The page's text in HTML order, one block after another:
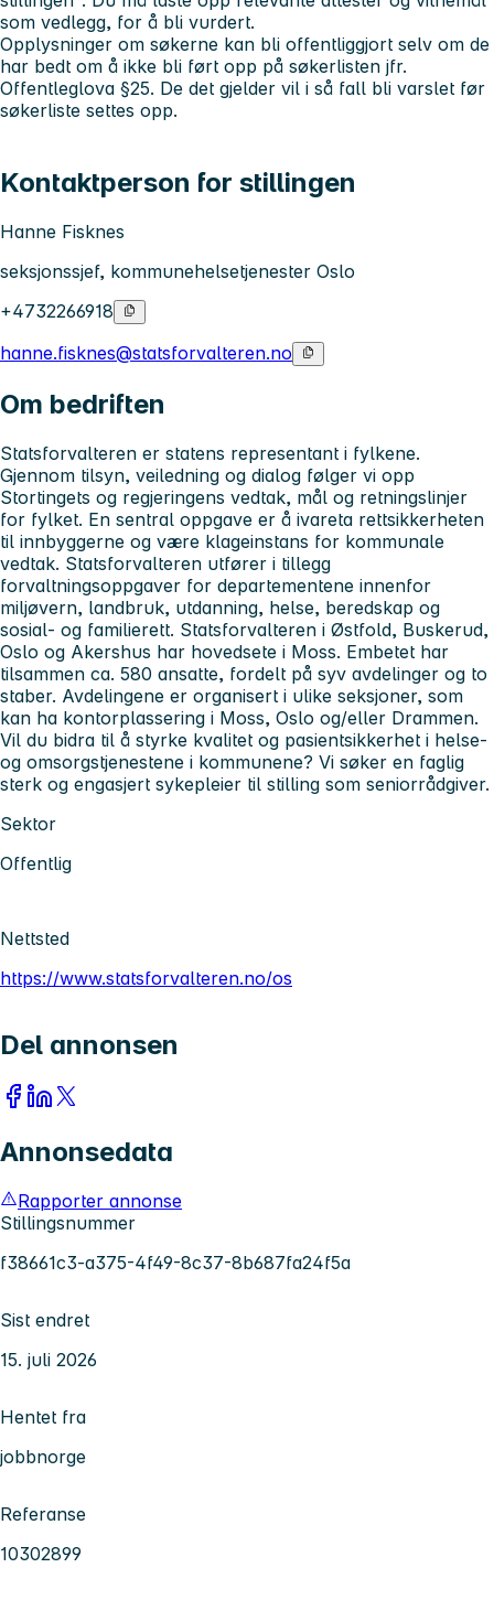
som vedlegg, for å bli vurdert.
Opplysninger om søkerne kan bli offentliggjort selv om de
har bedt om å ikke bli ført opp på søkerlisten jfr.
Offentleglova §25. De det gjelder vil i så fall bli varslet før
søkerliste settes opp.
Kontaktperson for stillingen
Hanne Fisknes
seksjonssjef, kommunehelsetjenester Oslo
+4732266918
hanne.fisknes@statsforvalteren.no
Om bedriften
Statsforvalteren er statens representant i fylkene.
Gjennom tilsyn, veiledning og dialog følger vi opp
Stortingets og regjeringens vedtak, mål og retningslinjer
for fylket. En sentral oppgave er å ivareta rettsikkerheten
til innbyggerne og være klageinstans for kommunale
vedtak. Statsforvalteren utfører i tillegg
forvaltningsoppgaver for departementene innenfor
miljøvern, landbruk, utdanning, helse, beredskap og
sosial- og familierett. Statsforvalteren i Østfold, Buskerud,
Oslo og Akershus har hovedsete i Moss. Embetet har
tilsammen ca. 580 ansatte, fordelt på syv avdelinger og to
staber. Avdelingene er organisert i ulike seksjoner, som
kan ha kontorplassering i Moss, Oslo og/eller Drammen.
Vil du bidra til å styrke kvalitet og pasientsikkerhet i helse-
og omsorgstjenestene i kommunene? Vi søker en faglig
sterk og engasjert sykepleier til stilling som seniorrådgiver.
Sektor
Offentlig
Nettsted
https://www.statsforvalteren.no/os
Del annonsen
Annonsedata
Rapporter annonse
Stillingsnummer
f38661c3-a375-4f49-8c37-8b687fa24f5a
Sist endret
15. juli 2026
Hentet fra
jobbnorge
Referanse
10302899